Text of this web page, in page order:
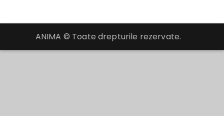
ANIMA © Toate drepturile rezervate.